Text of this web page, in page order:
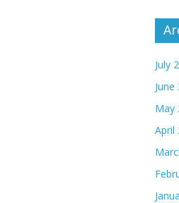
July
June
May
April